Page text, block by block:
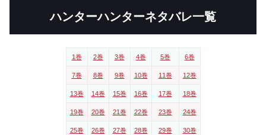
ハンターハンターネタバレ一覧
1巻 2巻 3巻 4巻 5巻 6巻
7巻 8巻 9巻 10巻 11巻 12巻
13巻 14巻 15巻 16巻 17巻 18巻
19巻 20巻 21巻 22巻 23巻 24巻
25巻 26巻 27巻 28巻 29巻 30巻